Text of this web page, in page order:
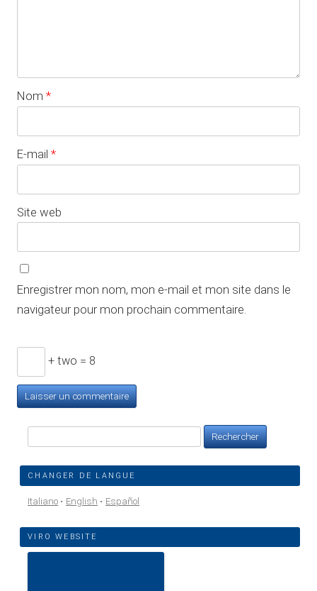
Nom *
E-mail *
Site web
Enregistrer mon nom, mon e-mail et mon site dans le
navigateur pour mon prochain commentaire.
+ two = 8
CHANGER DE LANGUE
Italiano English Español
VIRO WEBSITE